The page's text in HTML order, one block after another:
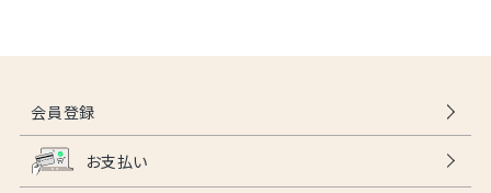
会員登録
お支払い